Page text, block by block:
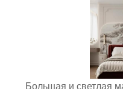
Большая и светлая